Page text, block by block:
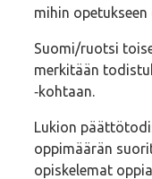
mihin
Suomi/ruotsi
merkitään
‑kohtaan.
Lukion
oppimäärän
opiskelemat